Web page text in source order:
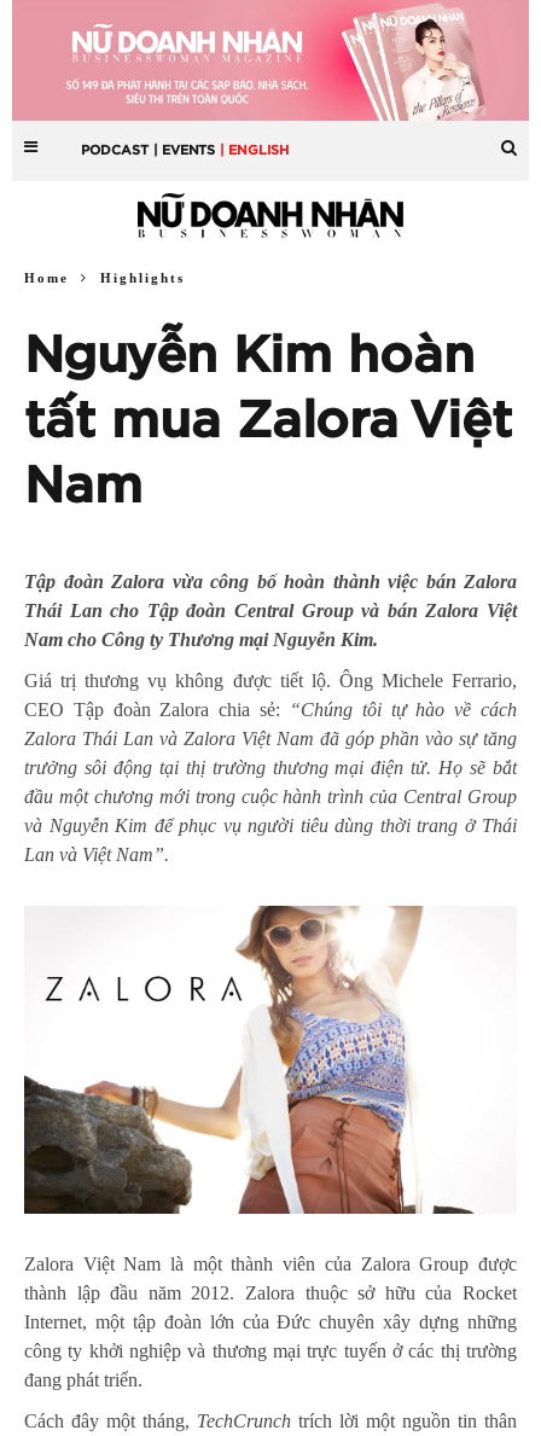
PODCAST | EVENTS | ENGLISH
Home Highlights
Nguyễn Kim hoàn
tất mua Zalora Việt
Nam
Tập đoàn Zalora vừa công bố hoàn thành việc bán Zalora
Thái Lan cho Tập đoàn Central Group và bán Zalora Việt
Nam cho Công ty Thương mại Nguyễn Kim.
Giá trị thương vụ không được tiết lộ. Ông Michele Ferrario,
CEO Tập đoàn Zalora chia sẻ:
“Chúng tôi tự hào về cách
Zalora Thái Lan và Zalora Việt Nam đã góp phần vào sự tăng
trưởng sôi động tại thị trường thương mại điện tử. Họ sẽ bắt
đầu một chương mới trong cuộc hành trình của Central Group
và Nguyễn Kim để phục vụ người tiêu dùng thời trang ở Thái
Lan và Việt Nam”.
Zalora Việt Nam là một thành viên của Zalora Group được
thành lập đầu năm 2012. Zalora thuộc sở hữu của Rocket
Internet, một tập đoàn lớn của Đức chuyên xây dựng những
công ty khởi nghiệp và thương mại trực tuyến ở các thị trường
đang phát triển.
Cách đây một tháng, TechCrunch trích lời một nguồn tin thân